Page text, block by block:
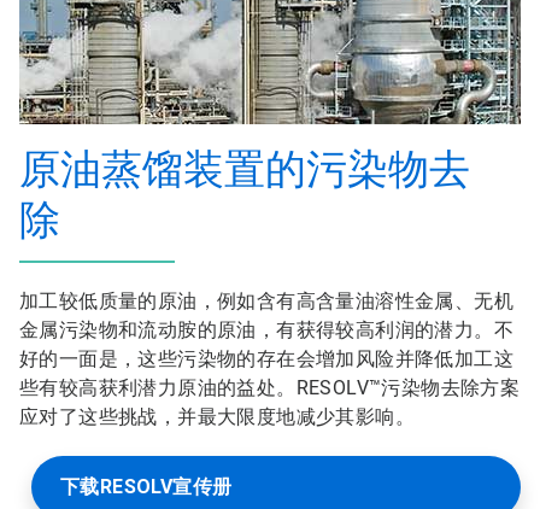
原油蒸馏装置的污染物去
除
加工较低质量的原油，例如含有高含量油溶性金属、无机
金属污染物和流动胺的原油，有获得较高利润的潜力。不
好的一面是，这些污染物的存在会增加风险并降低加工这
些有较高获利潜力原油的益处。RESOLV™污染物去除方案
应对了这些挑战，并最大限度地减少其影响。
下载RESOLV宣传册